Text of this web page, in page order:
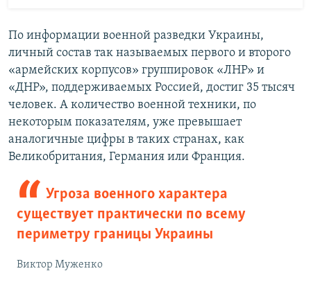
По информации военной разведки Украины,
личный состав так называемых первого и второго
«армейских корпусов» группировок «ЛНР» и
«ДНР», поддерживаемых Россией, достиг 35 тысяч
человек. А количество военной техники, по
некоторым показателям, уже превышает
аналогичные цифры в таких странах, как
Великобритания, Германия или Франция.
Угроза военного характера
существует практически по всему
периметру границы Украины
Виктор Муженко